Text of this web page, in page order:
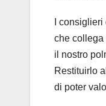
I
che collega
il nostro
Restituirlo
di poter